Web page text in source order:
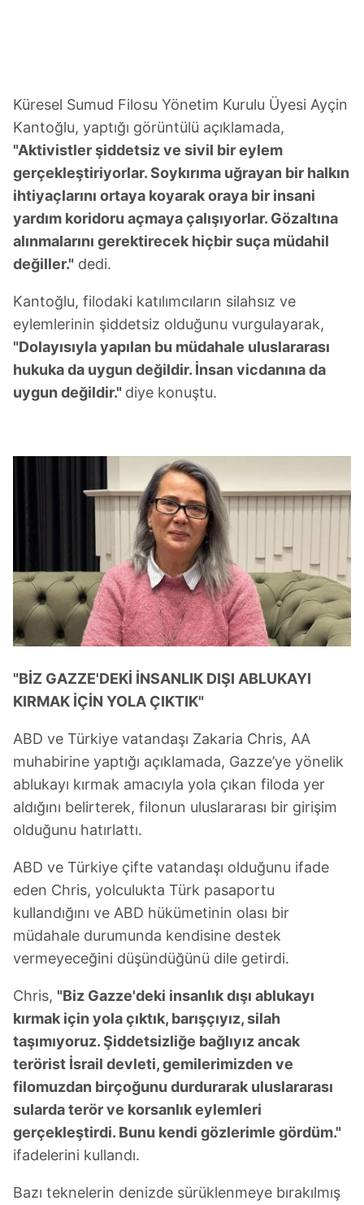
Küresel Sumud Filosu Yönetim Kurulu Üyesi Ayçin
Kantoğlu, yaptığı görüntülü açıklamada,
"Aktivistler şiddetsiz ve sivil bir eylem
gerçekleştiriyorlar. Soykırıma uğrayan bir halkın
ihtiyaçlarını ortaya koyarak oraya bir insani
yardım koridoru açmaya çalışıyorlar. Gözaltına
alınmalarını gerektirecek hiçbir suça müdahil
değiller." dedi.
Kantoğlu, filodaki katılımcıların silahsız ve
eylemlerinin şiddetsiz olduğunu vurgulayarak,
"Dolayısıyla yapılan bu müdahale uluslararası
hukuka da uygun değildir. İnsan vicdanına da
uygun değildir." diye konuştu.
"BİZ GAZZE'DEKİ İNSANLIK DIŞI ABLUKAYI
KIRMAK İÇİN YOLA ÇIKTIK"
ABD ve Türkiye vatandaşı Zakaria Chris, AA
muhabirine yaptığı açıklamada, Gazze’ye yönelik
ablukayı kırmak amacıyla yola çıkan filoda yer
aldığını belirterek, filonun uluslararası bir girişim
olduğunu hatırlattı.
ABD ve Türkiye çifte vatandaşı olduğunu ifade
eden Chris, yolculukta Türk pasaportu
kullandığını ve ABD hükümetinin olası bir
müdahale durumunda kendisine destek
vermeyeceğini düşündüğünü dile getirdi.
Chris, "Biz Gazze'deki insanlık dışı ablukayı
kırmak için yola çıktık, barışçıyız, silah
taşımıyoruz. Şiddetsizliğe bağlıyız ancak
terörist İsrail devleti, gemilerimizden ve
filomuzdan birçoğunu durdurarak uluslararası
sularda terör ve korsanlık eylemleri
gerçekleştirdi. Bunu kendi gözlerimle gördüm."
ifadelerini kullandı.
Bazı teknelerin denizde sürüklenmeye bırakılmış